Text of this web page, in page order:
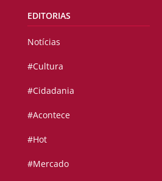
EDITORIAS
Notícias
#Cultura
#Cidadania
#Acontece
#Hot
#Mercado